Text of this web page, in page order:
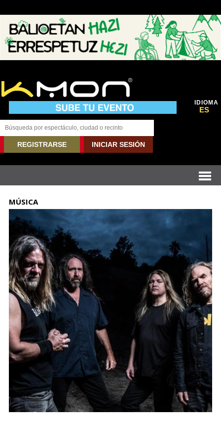
IDIOMA
ES
REGISTRARSE INICIAR SESIÓN
MÚSICA